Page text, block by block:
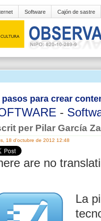
Software Cajón de sastre
pasos para crear
-
per Pilar García
18 d'octubre de 2012 12:48
are no
La